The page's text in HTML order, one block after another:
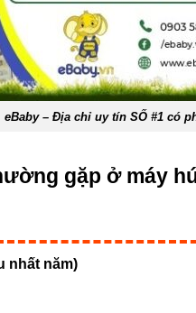
eBaby – Địa chỉ uy tín SỐ #1 có
gặp ở máy
nhất năm)